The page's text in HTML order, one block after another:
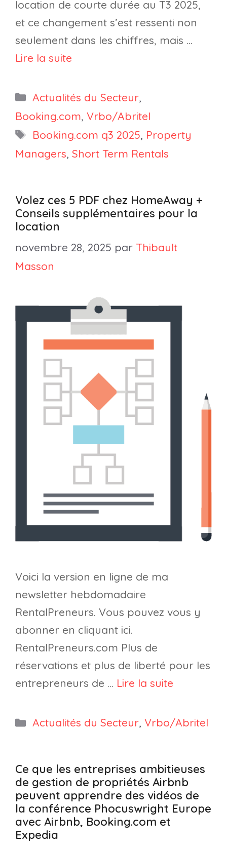
location de courte durée au T3 2025,
et ce changement s’est ressenti non
seulement dans les chiffres, mais …
Lire la suite
Catégories
Actualités du Secteur,
Booking.com, Vrbo/Abritel
Étiquettes
Booking.com q3 2025, Property
Managers, Short Term Rentals
Volez ces 5 PDF chez HomeAway +
Conseils supplémentaires pour la
location
novembre 28, 2025 par Thibault
Masson
Voici la version en ligne de ma
newsletter hebdomadaire
RentalPreneurs. Vous pouvez vous y
abonner en cliquant ici.
RentalPreneurs.com Plus de
réservations et plus de liberté pour les
entrepreneurs de … Lire la suite
Catégories
Actualités du Secteur, Vrbo/Abritel
Ce que les entreprises ambitieuses
de gestion de propriétés Airbnb
peuvent apprendre des vidéos de
la conférence Phocuswright Europe
avec Airbnb, Booking.com et
Expedia